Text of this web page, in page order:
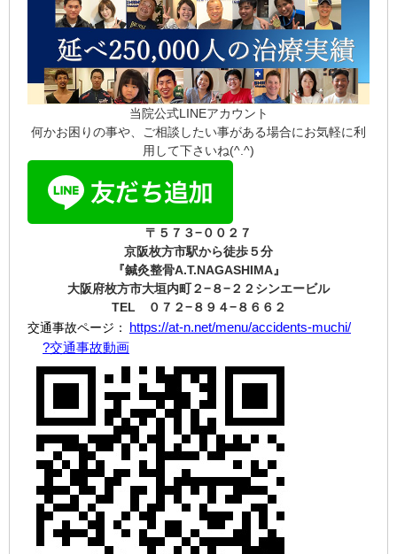
当院公式LINEアカウント
何かお困りの事や、ご相談したい事がある場合にお気軽に利
用して下さいね(^.^)
〒５７３−００２７
京阪枚方市駅から徒歩５分
『鍼灸整骨A.T.NAGASHIMA』
大阪府枚方市大垣内町２−８−２２シンエービル
TEL ０７２−８９４−８６６２
交通事故ページ：
https://at-n.net/menu/accidents-muchi/
?交通事故動画